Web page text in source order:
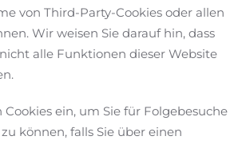
von Third-Party-Cookies oder allen
Wir weisen Sie darauf hin, dass
alle Funktionen dieser Website
Cookies ein, um Sie für Folgebesuche
können, falls Sie über einen